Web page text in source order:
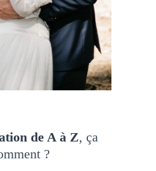
de la décoration
–
du jour J
de A à Z, ça
?